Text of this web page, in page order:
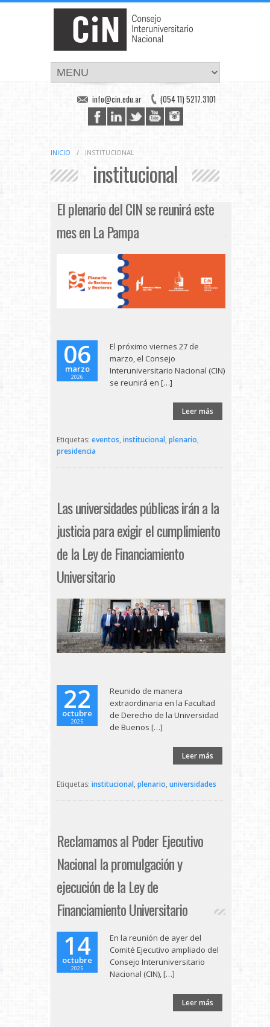
(054 11) 5217.3101
info@cin.edu.ar
INICIO / INSTITUCIONAL
institucional
El plenario del CIN se reunirá este
mes en La Pampa
06
marzo
2026
El próximo viernes 27 de
marzo, el Consejo
Interuniversitario Nacional (CIN)
se reunirá en […]
Leer más
Etiquetas: eventos, institucional, plenario,
presidencia
Las universidades públicas irán a la
justicia para exigir el cumplimiento
de la Ley de Financiamiento
Universitario
22
octubre
2025
Reunido de manera
extraordinaria en la Facultad
de Derecho de la Universidad
de Buenos […]
Leer más
Etiquetas: institucional, plenario, universidades
Reclamamos al Poder Ejecutivo
Nacional la promulgación y
ejecución de la Ley de
Financiamiento Universitario
14
octubre
2025
En la reunión de ayer del
Comité Ejecutivo ampliado del
Consejo Interuniversitario
Nacional (CIN), […]
Leer más